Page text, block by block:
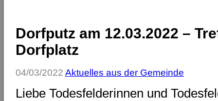
Dorfputz am 12.03.2022 –
Dorfplatz
04/03/2022 Aktuelles aus der Gemeinde
Liebe Todesfelderinnen und